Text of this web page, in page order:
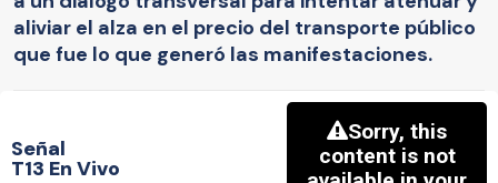
aliviar el alza en el precio del transporte público
que fue lo que generó las manifestaciones.
Señal
T13 En Vivo